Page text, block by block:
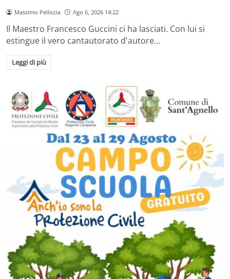
Massimo Pelliccia Ago 6, 2026 14:22
Il Maestro Francesco Guccini ci ha lasciati. Con lui si
estingue il vero cantautorato d'autore…
Leggi di più